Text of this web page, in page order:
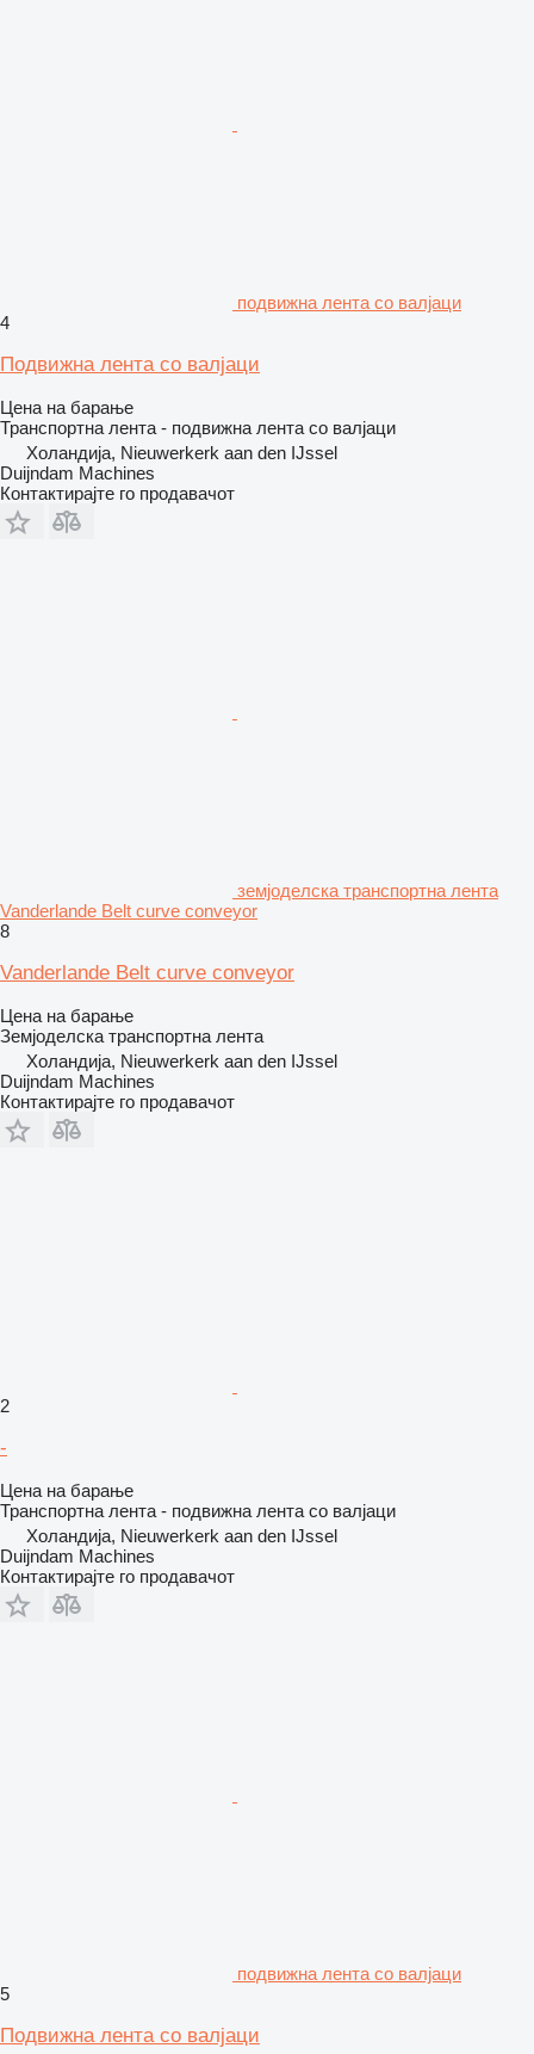
подвижна лента со валјаци
4
Подвижна лента со валјаци
Цена на барање
Транспортна лента - подвижна лента со валјаци
Холандија, Nieuwerkerk aan den IJssel
Duijndam Machines
Контактирајте го продавачот
земјоделска транспортна лента
Vanderlande Belt curve conveyor
8
Vanderlande Belt curve conveyor
Цена на барање
Земјоделска транспортна лента
Холандија, Nieuwerkerk aan den IJssel
Duijndam Machines
Контактирајте го продавачот
2
-
Цена на барање
Транспортна лента - подвижна лента со валјаци
Холандија, Nieuwerkerk aan den IJssel
Duijndam Machines
Контактирајте го продавачот
подвижна лента со валјаци
5
Подвижна лента со валјаци